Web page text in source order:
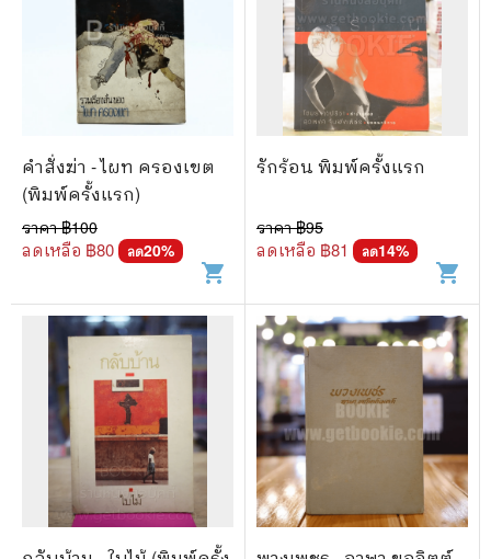
คำสั่งฆ่า - ไผท ครองเขต
(พิมพ์ครั้งแรก)
ราคา ฿100
ลดเหลือ ฿80 ลด20%
shopping_cart
รักร้อน พิมพ์ครั้งแรก
ราคา ฿95
ลดเหลือ ฿81 ลด14%
shopping_cart